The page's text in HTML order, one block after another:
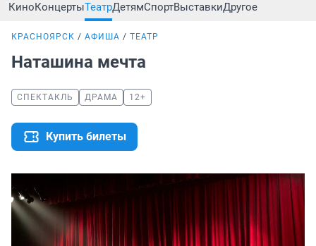
КиноКонцертыТеатрДетямСпортВыставкиДругое
КРАСНОЯРСК АФИША ТЕАТР
Наташина мечта
СПЕКТАКЛЬ ДРАМА 12+
Купить билеты